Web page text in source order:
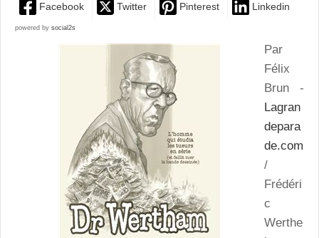
Facebook Twitter Pinterest Linkedin
powered by social2s
Par
Félix
Brun -
Lagran
depara
de.com
/
Frédéri
c
Werthe